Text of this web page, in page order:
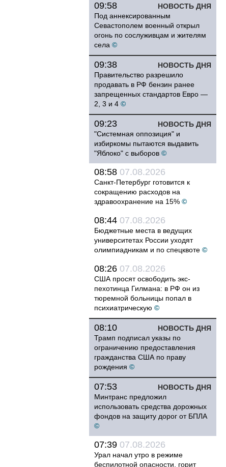
НОВОСТЬ ДНЯ
09:58
Под аннексированным
Севастополем военный открыл
огонь по сослуживцам и жителям
села ©
НОВОСТЬ ДНЯ
09:38
Правительство разрешило
продавать в РФ бензин ранее
запрещенных стандартов Евро —
2, 3 и 4 ©
НОВОСТЬ ДНЯ
09:23
"Системная оппозиция" и
избиркомы пытаются выдавить
"Яблоко" с выборов ©
08:58 07.08.2026
Санкт-Петербург готовится к
сокращению расходов на
здравоохранение на 15% ©
08:44 07.08.2026
Бюджетные места в ведущих
университетах России уходят
олимпиадникам и по спецквоте ©
08:26 07.08.2026
США просят освободить экс-
пехотинца Гилмана: в РФ он из
тюремной больницы попал в
психиатрическую ©
НОВОСТЬ ДНЯ
08:10
Трамп подписал указы по
ограничению предоставления
гражданства США по праву
рождения ©
НОВОСТЬ ДНЯ
07:53
Минтранс предложил
использовать средства дорожных
фондов на защиту дорог от БПЛА
©
07:39 07.08.2026
Урал начал утро в режиме
беспилотной опасности, горит